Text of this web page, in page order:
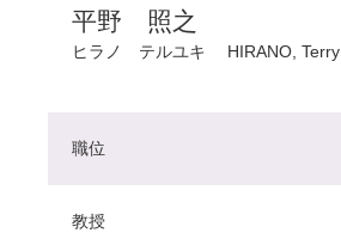
平野 照之
ヒラノ テルユキ HIRANO, Terry
職位
教授